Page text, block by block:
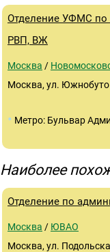
Отделение УФМС по
РВП, ВЖ
Москва /
Москва, ул.
• Метро: Бульвар
Наиболее
Отделение по
Москва / ЮВАО
Москва, ул.